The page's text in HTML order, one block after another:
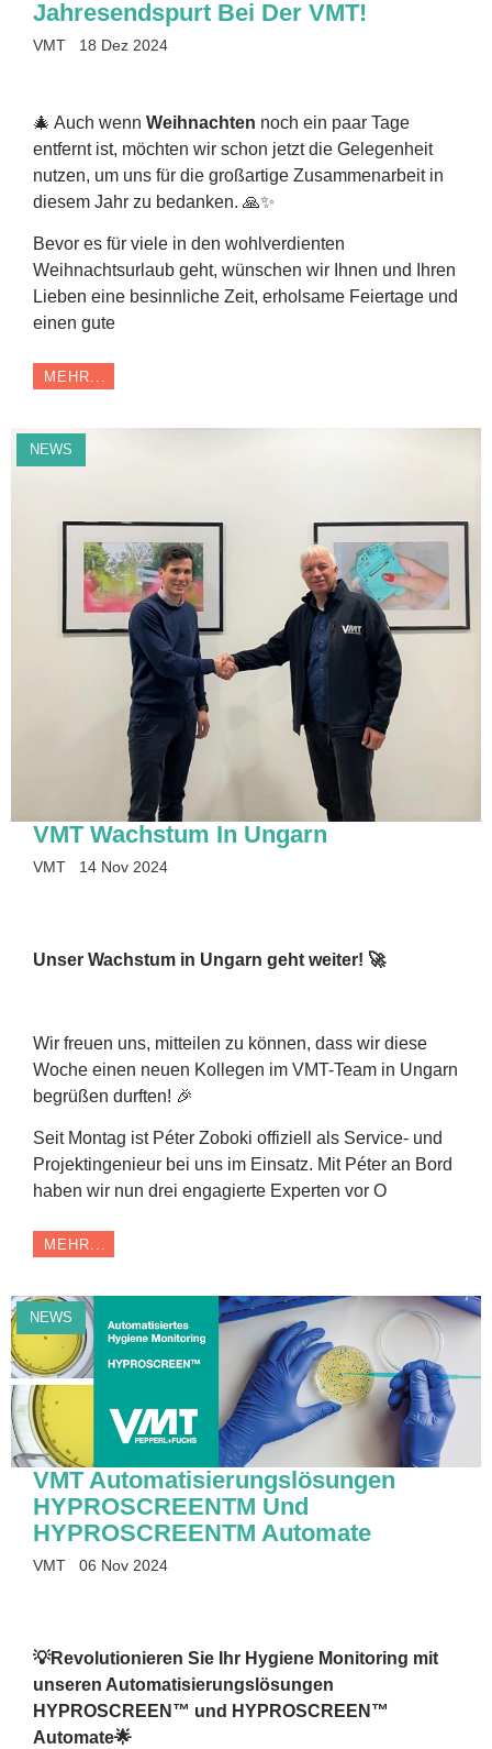
Jahresendspurt Bei Der VMT!
VMT 18 Dez 2024
🎄 Auch wenn Weihnachten noch ein paar Tage
entfernt ist, möchten wir schon jetzt die Gelegenheit
nutzen, um uns für die großartige Zusammenarbeit in
diesem Jahr zu bedanken. 🙏✨
Bevor es für viele in den wohlverdienten
Weihnachtsurlaub geht, wünschen wir Ihnen und Ihren
Lieben eine besinnliche Zeit, erholsame Feiertage und
einen gute
MEHR...
NEWS
VMT Wachstum In Ungarn
VMT 14 Nov 2024
Unser Wachstum in Ungarn geht weiter! 🚀
Wir freuen uns, mitteilen zu können, dass wir diese
Woche einen neuen Kollegen im VMT-Team in Ungarn
begrüßen durften! 🎉
Seit Montag ist Péter Zoboki offiziell als Service- und
Projektingenieur bei uns im Einsatz. Mit Péter an Bord
haben wir nun drei engagierte Experten vor O
MEHR...
NEWS
VMT Automatisierungslösungen
HYPROSCREENTM Und
HYPROSCREENTM Automate
VMT 06 Nov 2024
💡Revolutionieren Sie Ihr Hygiene Monitoring mit
unseren Automatisierungslösungen
HYPROSCREEN™ und HYPROSCREEN™
Automate🌟